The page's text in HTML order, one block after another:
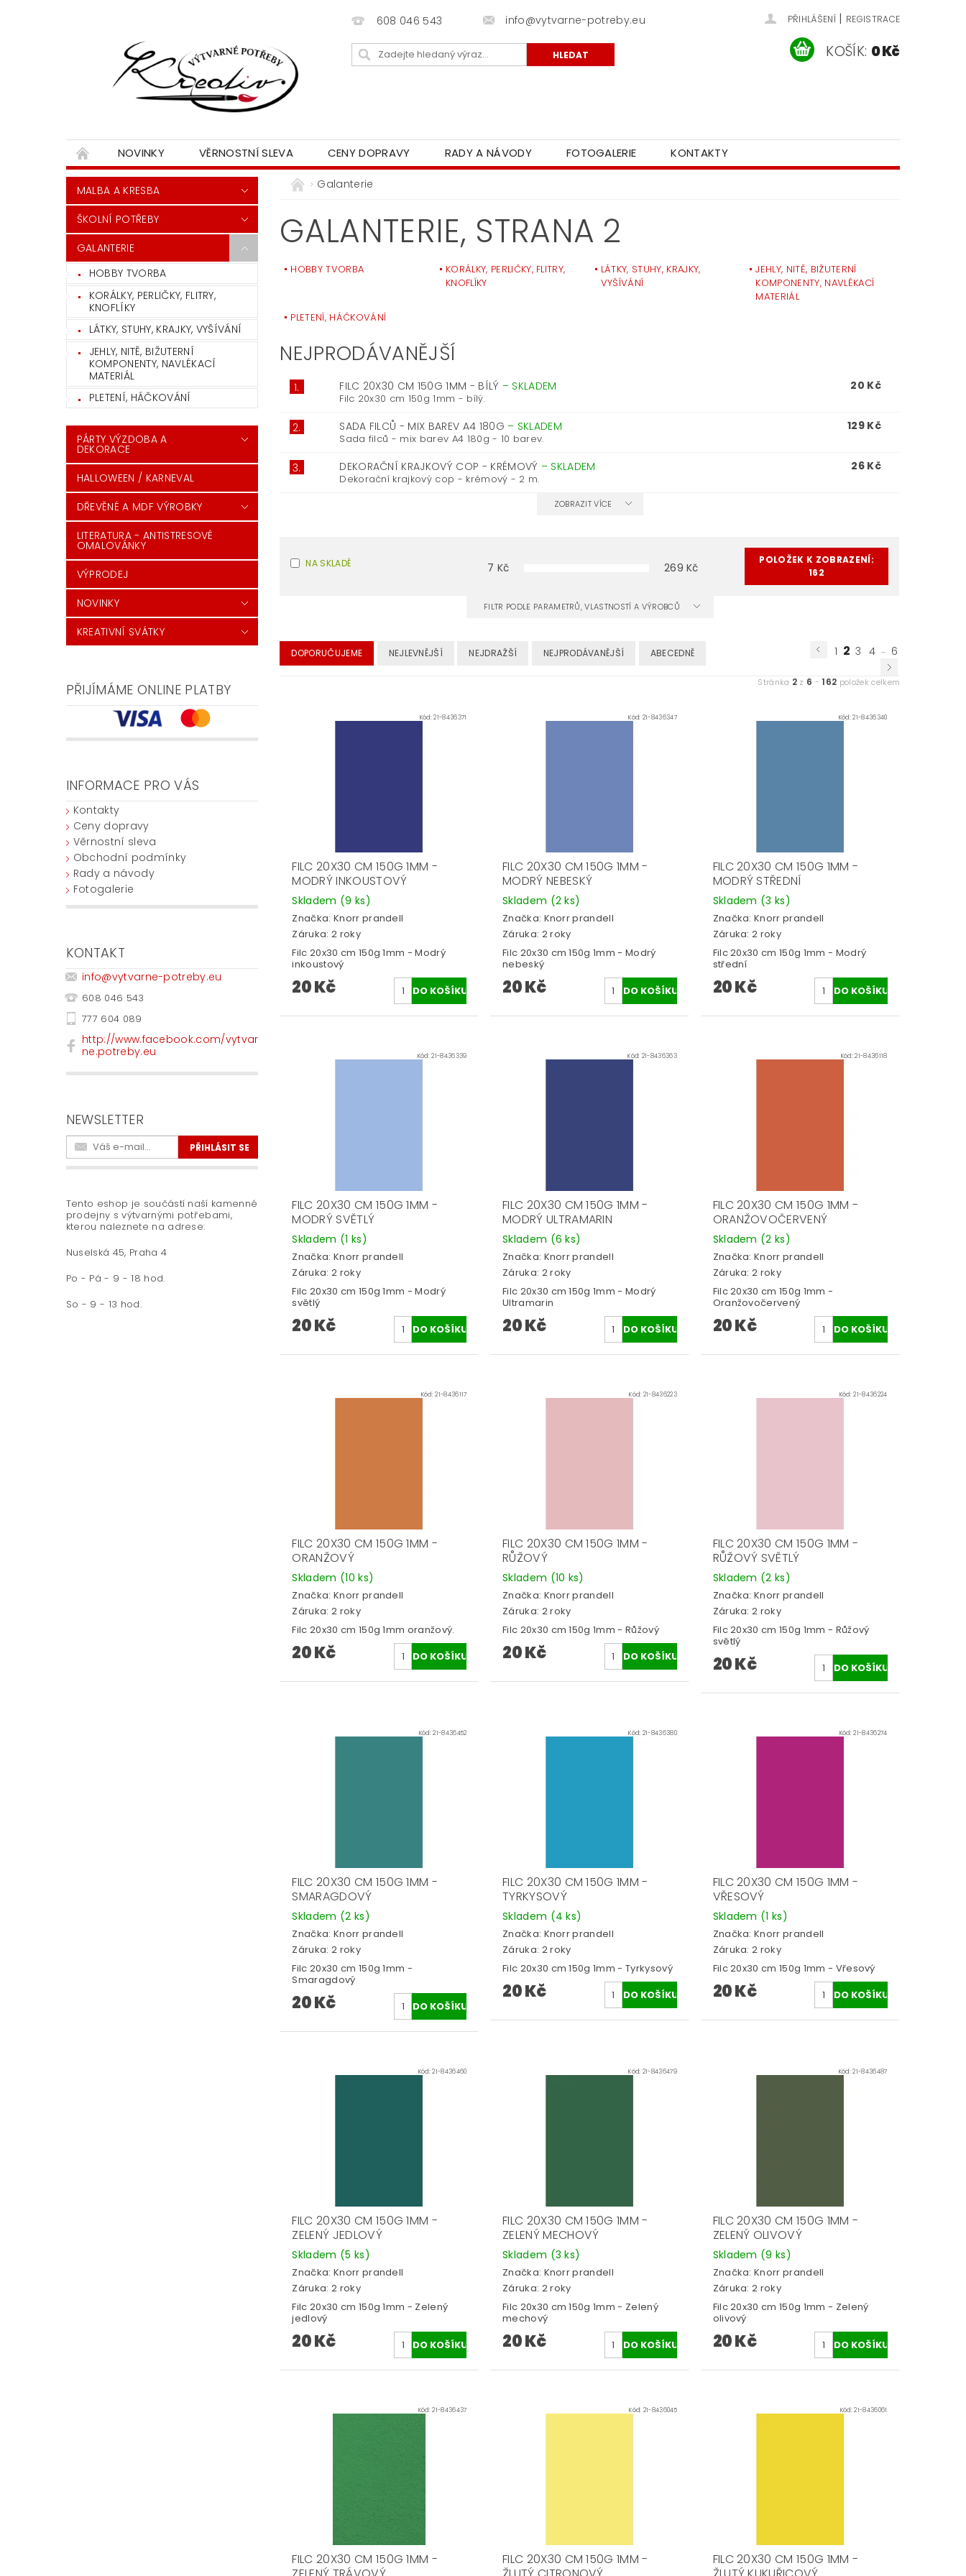
608 046 543 info@vytvarne-potreby.eu PŘIHLÁŠENÍ | REGISTRACE
KOŠÍK: 0 Kč
NOVINKY VĚRNOSTNÍ SLEVA CENY DOPRAVY RADY A NÁVODY FOTOGALERIE KONTAKTY
MALBA A KRESBA
ŠKOLNÍ POTŘEBY
GALANTERIE
HOBBY TVORBA
KORÁLKY, PERLIČKY, FLITRY,
KNOFLÍKY
LÁTKY, STUHY, KRAJKY, VYŠÍVÁNÍ
JEHLY, NITĚ, BIŽUTERNÍ
KOMPONENTY, NAVLÉKACÍ
MATERIÁL
PLETENÍ, HÁČKOVÁNÍ
PÁRTY VÝZDOBA A
DEKORACE
HALLOWEEN / KARNEVAL
DŘEVĚNÉ A MDF VÝROBKY
LITERATURA - ANTISTRESOVÉ
OMALOVÁNKY
VÝPRODEJ
NOVINKY
KREATIVNÍ SVÁTKY
PŘIJÍMÁME ONLINE PLATBY
INFORMACE PRO VÁS
Kontakty
Ceny dopravy
Věrnostní sleva
Obchodní podmínky
Rady a návody
Fotogalerie
KONTAKT
info@vytvarne-potreby.eu
608 046 543
777 604 089
http://www.facebook.com/vytvar
ne.potreby.eu
NEWSLETTER
Tento eshop je součástí naší kamenné
prodejny s výtvarnými potřebami,
kterou naleznete na adrese:
Nuselská 45, Praha 4
Po - Pá - 9 - 18 hod.
So - 9 - 13 hod.
Galanterie
GALANTERIE, STRANA 2
HOBBY TVORBA
KORÁLKY, PERLIČKY, FLITRY,
KNOFLÍKY
LÁTKY, STUHY, KRAJKY,
VYŠÍVÁNÍ
JEHLY, NITĚ, BIŽUTERNÍ
KOMPONENTY, NAVLÉKACÍ
MATERIÁL
PLETENÍ, HÁČKOVÁNÍ
NEJPRODÁVANĚJŠÍ
1. FILC 20X30 CM 150G 1MM - BÍLÝ – SKLADEM
Filc 20x30 cm 150g 1mm - bílý.
20 Kč
2. SADA FILCŮ - MIX BAREV A4 180G – SKLADEM
Sada filců - mix barev A4 180g - 10 barev.
129 Kč
3. DEKORAČNÍ KRAJKOVÝ COP - KRÉMOVÝ – SKLADEM
Dekorační krajkový cop - krémový - 2 m.
26 Kč
ZOBRAZIT VÍCE
NA SKLADĚ 7 Kč 269 Kč
POLOŽEK K ZOBRAZENÍ:
162
FILTR PODLE PARAMETRŮ, VLASTNOSTÍ A VÝROBCŮ
DOPORUČUJEME NEJLEVNĚJŠÍ NEJDRAŽŠÍ NEJPRODÁVANĚJŠÍ ABECEDNĚ 1 2 3 4 ... 6
Stránka 2 z 6 -162 položek celkem
Kód:21-8436371
FILC 20X30 CM 150G 1MM -
MODRÝ INKOUSTOVÝ
Skladem (9 ks)
Značka: Knorr prandell
Záruka: 2 roky
Filc 20x30 cm 150g 1mm - Modrý
inkoustový
20 Kč
Kód: 21-8436347
FILC 20X30 CM 150G 1MM -
MODRÝ NEBESKÝ
Skladem (2 ks)
Značka: Knorr prandell
Záruka: 2 roky
Filc 20x30 cm 150g 1mm - Modrý
nebeský
20 Kč
Kód:21-8436340
FILC 20X30 CM 150G 1MM -
MODRÝ STŘEDNÍ
Skladem (3 ks)
Značka:Knorr prandell
Záruka: 2 roky
Filc 20x30 cm 150g 1mm - Modrý
střední
20 Kč
Kód:21-8436339
FILC 20X30 CM 150G 1MM -
MODRÝ SVĚTLÝ
Skladem (1 ks)
Značka: Knorr prandell
Záruka: 2 roky
Filc 20x30 cm 150g 1mm - Modrý
světlý
20 Kč
Kód: 21-8436363
FILC 20X30 CM 150G 1MM -
MODRÝ ULTRAMARIN
Skladem (6 ks)
Značka: Knorr prandell
Záruka: 2 roky
Filc 20x30 cm 150g 1mm - Modrý
Ultramarin
20 Kč
Kód:21-8436118
FILC 20X30 CM 150G 1MM -
ORANŽOVOČERVENÝ
Skladem (2 ks)
Značka:Knorr prandell
Záruka: 2 roky
Filc 20x30 cm 150g 1mm -
Oranžovočervený
20 Kč
Kód:21-8436117
FILC 20X30 CM 150G 1MM -
ORANŽOVÝ
Skladem (10 ks)
Značka: Knorr prandell
Záruka: 2 roky
Filc 20x30 cm 150g 1mm oranžový.
20 Kč
Kód: 21-8436223
FILC 20X30 CM 150G 1MM -
RŮŽOVÝ
Skladem (10 ks)
Značka: Knorr prandell
Záruka: 2 roky
Filc 20x30 cm 150g 1mm - Růžový
20 Kč
Kód:21-8436224
FILC 20X30 CM 150G 1MM -
RŮŽOVÝ SVĚTLÝ
Skladem (2 ks)
Značka:Knorr prandell
Záruka: 2 roky
Filc 20x30 cm 150g 1mm - Růžový
světlý
20 Kč
Kód:21-8436452
FILC 20X30 CM 150G 1MM -
SMARAGDOVÝ
Skladem (2 ks)
Značka: Knorr prandell
Záruka: 2 roky
Filc 20x30 cm 150g 1mm -
Smaragdový
20 Kč
Kód: 21-8436380
FILC 20X30 CM 150G 1MM -
TYRKYSOVÝ
Skladem (4 ks)
Značka: Knorr prandell
Záruka: 2 roky
Filc 20x30 cm 150g 1mm - Tyrkysový
20 Kč
Kód:21-8436274
FILC 20X30 CM 150G 1MM -
VŘESOVÝ
Skladem (1 ks)
Značka:Knorr prandell
Záruka: 2 roky
Filc 20x30 cm 150g 1mm - Vřesový
20 Kč
Kód:21-8436460
FILC 20X30 CM 150G 1MM -
ZELENÝ JEDLOVÝ
Skladem (5 ks)
Značka: Knorr prandell
Záruka: 2 roky
Filc 20x30 cm 150g 1mm - Zelený
jedlový
20 Kč
Kód: 21-8436479
FILC 20X30 CM 150G 1MM -
ZELENÝ MECHOVÝ
Skladem (3 ks)
Značka: Knorr prandell
Záruka: 2 roky
Filc 20x30 cm 150g 1mm - Zelený
mechový
20 Kč
Kód:21-8436487
FILC 20X30 CM 150G 1MM -
ZELENÝ OLIVOVÝ
Skladem (9 ks)
Značka:Knorr prandell
Záruka: 2 roky
Filc 20x30 cm 150g 1mm - Zelený
olivový
20 Kč
Kód:21-8436437
FILC 20X30 CM 150G 1MM -
Kód: 21-8436045
FILC 20X30 CM 150G 1MM -
Kód:21-8436061
FILC 20X30 CM 150G 1MM -